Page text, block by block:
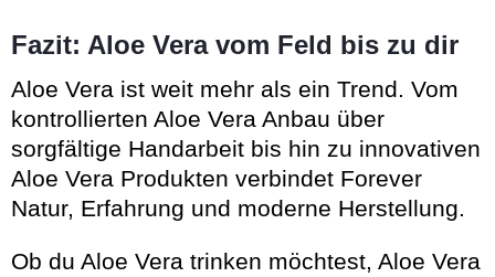
Fazit: Aloe Vera vom Feld bis zu dir
Aloe Vera ist weit mehr als ein Trend. Vom
kontrollierten Aloe Vera Anbau über
sorgfältige Handarbeit bis hin zu innovativen
Aloe Vera Produkten verbindet Forever
Natur, Erfahrung und moderne Herstellung.
Ob du Aloe Vera trinken möchtest, Aloe Vera